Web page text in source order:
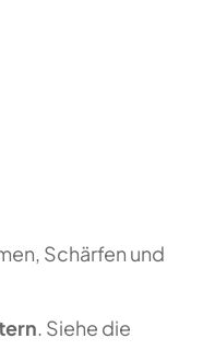
Schärfen und
. Siehe die